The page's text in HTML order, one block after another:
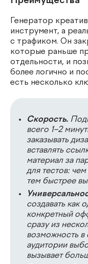
Генератор
инструмент, а
с трафиком. Он
которые раньше
отдельности, и
более логично и
есть несколько
Скорость.
всего 1–2
заказывать
вставлять
материал за
для тестов:
тем быстрее
создавать как
конкретный
сразу из
возможность в
аудитории
вызывает